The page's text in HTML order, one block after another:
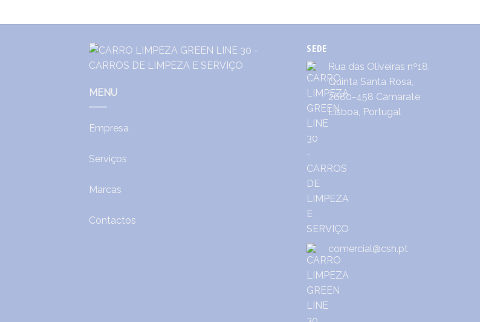
MENU
Empresa
Serviços
Marcas
Contactos
SEDE
Rua das Oliveiras nº18,
Quinta Santa Rosa,
2680-458 Camarate
Lisboa, Portugal
comercial@csh.pt